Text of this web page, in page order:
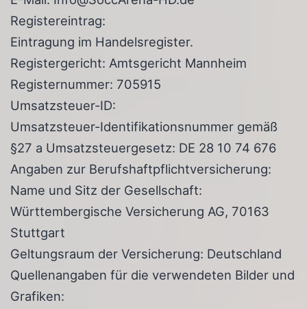
Registereintrag:
Eintragung im Handelsregister.
Registergericht: Amtsgericht Mannheim
Registernummer: 705915
Umsatzsteuer-ID:
Umsatzsteuer-Identifikationsnummer gemäß
§27 a Umsatzsteuergesetz: DE 28 10 74 676
Angaben zur Berufshaftpflichtversicherung:
Name und Sitz der Gesellschaft:
Württembergische Versicherung AG, 70163
Stuttgart
Geltungsraum der Versicherung: Deutschland
Quellenangaben für die verwendeten Bilder und
Grafiken: